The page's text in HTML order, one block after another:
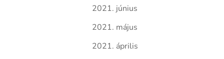
2021. június
2021. május
2021. április